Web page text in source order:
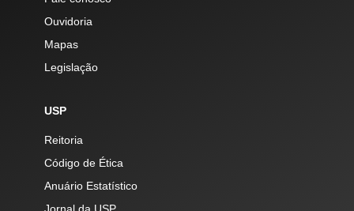
Ouvidoria
Mapas
Legislação
USP
Reitoria
Código de Ética
Anuário Estatístico